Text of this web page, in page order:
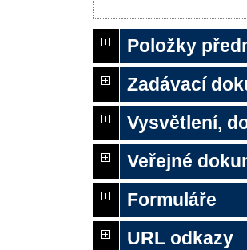
Položky
Zadávací
Vysvětlení,
Veřejné
Formuláře
URL odkazy